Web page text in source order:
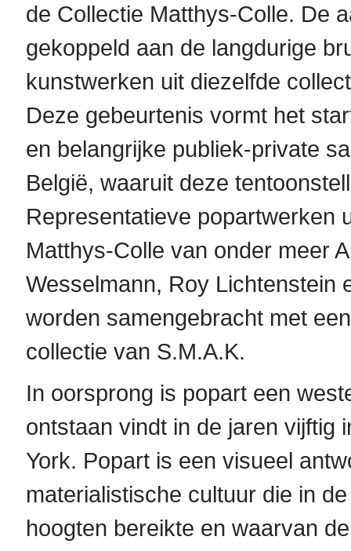
de Collectie Matthys-Colle. De
gekoppeld aan de langdurige
kunstwerken uit diezelfde
Deze gebeurtenis vormt het
en belangrijke publiek-private
België, waaruit deze
Representatieve popartwerken
Matthys-Colle van onder meer
Wesselmann, Roy Lichtenstein
worden samengebracht met
collectie van S.M.A.K.
In oorsprong is popart een
ontstaan vindt in de jaren vijftig
York. Popart is een visueel
materialistische cultuur die in
hoogten bereikte en waarvan